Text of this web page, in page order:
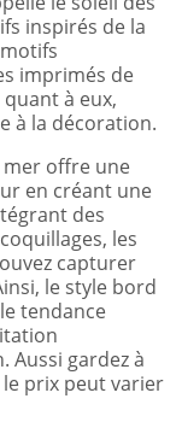
inspirés de la
imprimés de
à eux,
à la décoration.
offre une
en créant une
des
les
capturer
le style bord
tendance
Aussi gardez à
prix peut varier